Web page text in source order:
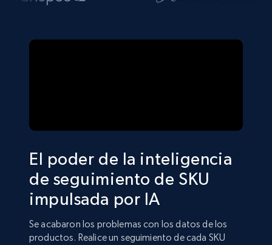
El poder de la inteligencia
de seguimiento de SKU
impulsada por IA
Se acabaron los problemas con los datos de los
productos. Realice un seguimiento de cada SKU